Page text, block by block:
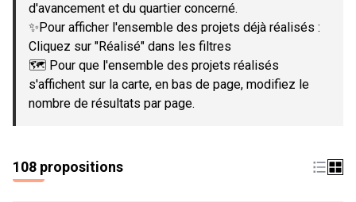
d'avancement et du quartier concerné.
✨Pour afficher l'ensemble des projets déjà réalisés :
Cliquez sur "Réalisé" dans les filtres
🗺️ Pour que l'ensemble des projets réalisés
s'affichent sur la carte, en bas de page, modifiez le
nombre de résultats par page.
108 propositions